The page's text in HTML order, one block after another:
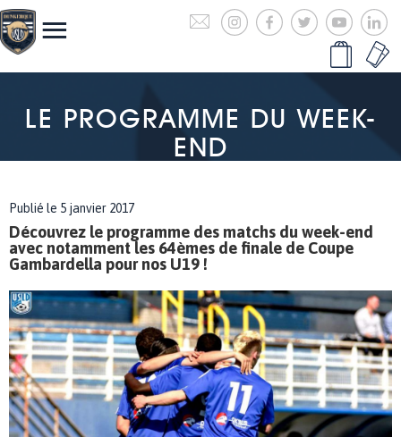
LE PROGRAMME DU WEEK-
END
Publié le 5 janvier 2017
Découvrez le programme des matchs du week-end
avec notamment les 64èmes de finale de Coupe
Gambardella pour nos U19 !